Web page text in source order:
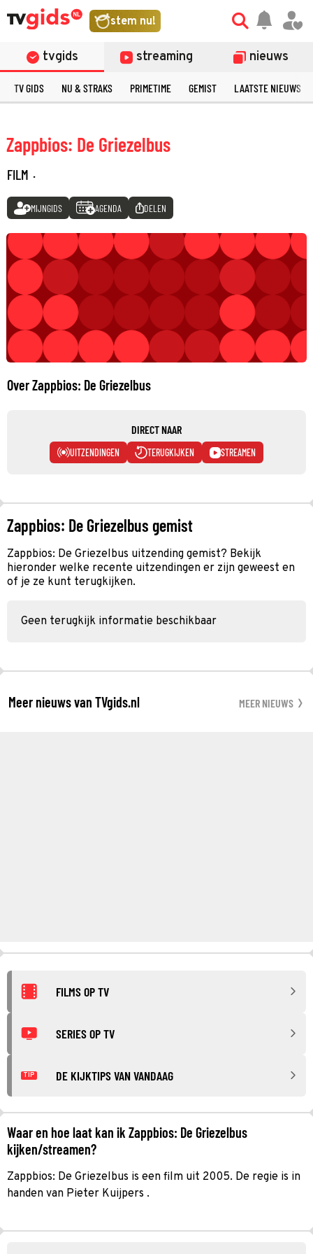
stem nu!
tvgids streaming nieuws
TV GIDS NU & STRAKS PRIMETIME GEMIST LAATSTE NIEUWS
Zappbios: De Griezelbus
FILM ·
MIJNGIDS AGENDA DELEN
Over Zappbios: De Griezelbus
DIRECT NAAR
UITZENDINGEN TERUGKIJKEN STREAMEN
Zappbios: De Griezelbus gemist
Zappbios: De Griezelbus uitzending gemist? Bekijk
hieronder welke recente uitzendingen er zijn geweest en
of je ze kunt terugkijken.
Geen terugkijk informatie beschikbaar
Meer nieuws van TVgids.nl MEER NIEUWS
FILMS OP TV
SERIES OP TV
TIP DE KIJKTIPS VAN VANDAAG
Waar en hoe laat kan ik Zappbios: De Griezelbus
kijken/streamen?
Zappbios: De Griezelbus is een film uit 2005. De regie is in
handen van Pieter Kuijpers .